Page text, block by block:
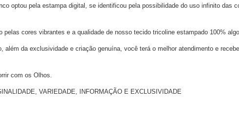
optou pela estampa digital, se identificou pela possibilidade do uso infinito das
cores vibrantes e a qualidade de nosso tecido tricoline estampado 100%
além da exclusividade e criação genuína, você terá o melhor atendimento e
com os Olhos.
VARIEDADE, INFORMAÇÃO E EXCLUSIVIDADE